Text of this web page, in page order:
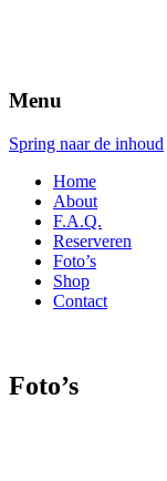
Menu
Spring naar de inhoud
Home
About
F.A.Q.
Reserveren
Foto’s
Shop
Contact
Foto’s